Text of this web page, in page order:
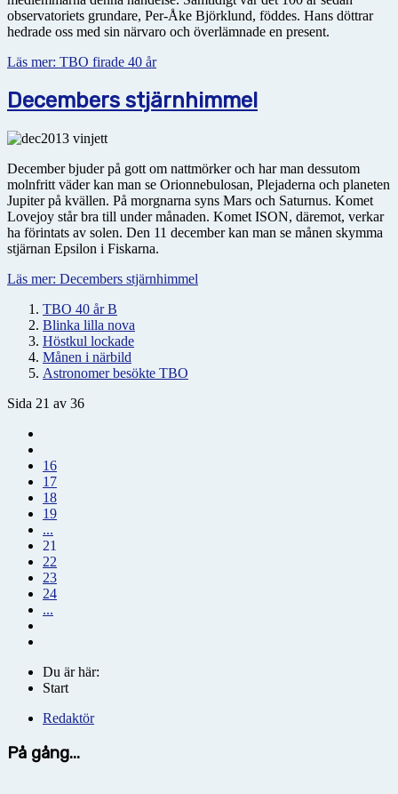
observatoriets grundare, Per-Åke Björklund, föddes. Hans döttrar
hedrade oss med sin närvaro och överlämnade en present.
Läs mer: TBO firade 40 år
Decembers stjärnhimmel
December bjuder på gott om nattmörker och har man dessutom
molnfritt väder kan man se Orionnebulosan, Plejaderna och planeten
Jupiter på kvällen. På morgnarna syns Mars och Saturnus. Komet
Lovejoy står bra till under månaden. Komet ISON, däremot, verkar
ha förintats av solen. Den 11 december kan man se månen skymma
stjärnan Epsilon i Fiskarna.
Läs mer: Decembers stjärnhimmel
TBO 40 år B
Blinka lilla nova
Höstkul lockade
Månen i närbild
Astronomer besökte TBO
Sida 21 av 36
16
17
18
19
...
21
22
23
24
...
Du är här:
Start
Redaktör
På gång...